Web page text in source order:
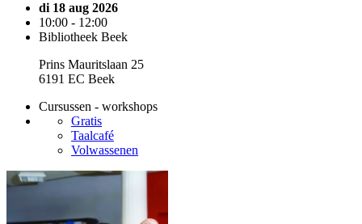
di 18 aug 2026
10:00 - 12:00
Bibliotheek Beek
Prins Mauritslaan 25
6191 EC Beek
Cursussen - workshops
Gratis
Taalcafé
Volwassenen